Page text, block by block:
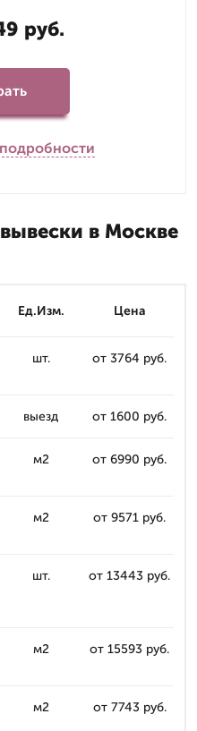
руб.
в Москве
Ед.Изм. Цена
шт. от 3764 руб.
выезд от 1600 руб.
м2 от 6990 руб.
м2 от 9571 руб.
шт. от 13443 руб.
м2 от 15593 руб.
м2 от 7743 руб.